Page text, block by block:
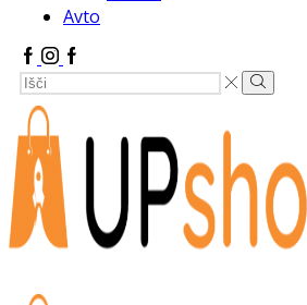
Avto
Facebook
Instagram
Google
Plus
Search
Input
Search